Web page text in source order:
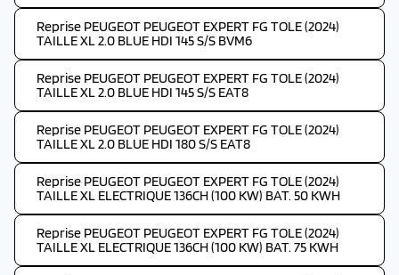
Reprise PEUGEOT PEUGEOT EXPERT FG TOLE (2024)
TAILLE XL 2.0 BLUE HDI 145 S/S BVM6
Reprise PEUGEOT PEUGEOT EXPERT FG TOLE (2024)
TAILLE XL 2.0 BLUE HDI 145 S/S EAT8
Reprise PEUGEOT PEUGEOT EXPERT FG TOLE (2024)
TAILLE XL 2.0 BLUE HDI 180 S/S EAT8
Reprise PEUGEOT PEUGEOT EXPERT FG TOLE (2024)
TAILLE XL ELECTRIQUE 136CH (100 KW) BAT. 50 KWH
Reprise PEUGEOT PEUGEOT EXPERT FG TOLE (2024)
TAILLE XL ELECTRIQUE 136CH (100 KW) BAT. 75 KWH